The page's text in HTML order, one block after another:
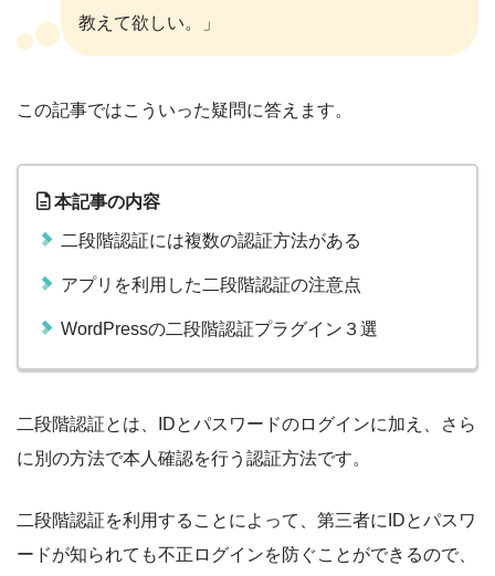
教えて欲しい。」
この記事ではこういった疑問に答えます。
本記事の内容
二段階認証には複数の認証方法がある
アプリを利用した二段階認証の注意点
WordPressの二段階認証プラグイン３選
二段階認証とは、IDとパスワードのログインに加え、さら
に別の方法で本人確認を行う認証方法です。
二段階認証を利用することによって、第三者にIDとパスワ
ードが知られても不正ログインを防ぐことができるので、